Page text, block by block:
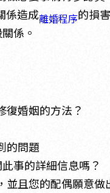
係造成離婚程序的損
係。
復婚姻的方法？
的問題
事的詳細信息嗎？
並且您的配偶願意做